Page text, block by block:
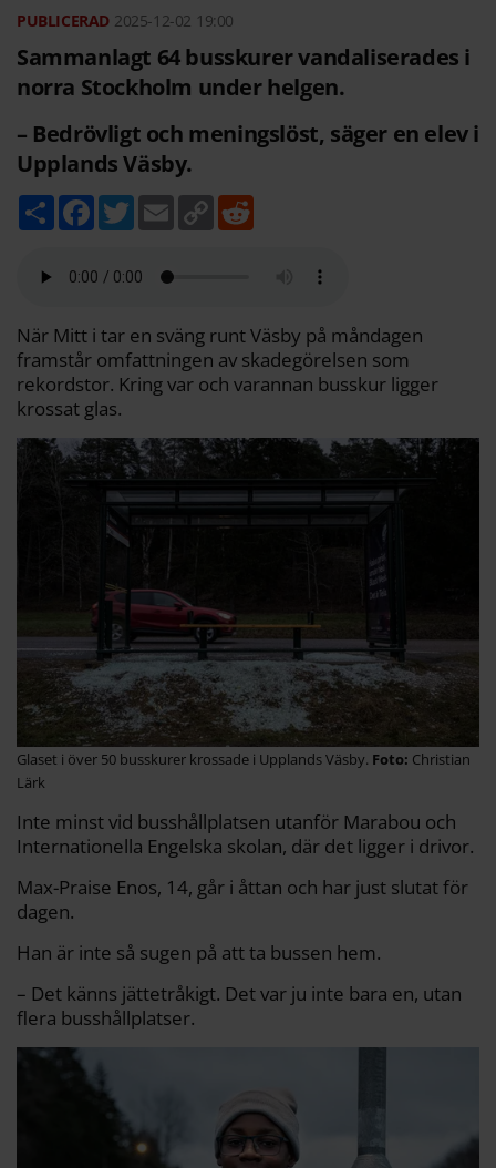
2025-12-02 19:00
Sammanlagt 64 busskurer vandaliserades i
norra Stockholm under helgen.
– Bedrövligt och meningslöst, säger en elev i
Upplands Väsby.
D
e
F
b
k
T
w
t
E
m
C
o
k
När Mitt i tar en sväng runt Väsby på måndagen
framstår omfattningen av skadegörelsen som
rekordstor. Kring var och varannan busskur ligger
krossat glas.
Glaset i över 50 busskurer krossade i Upplands Väsby.
Christian
Lärk
Inte minst vid busshållplatsen utanför Marabou och
Internationella Engelska skolan, där det ligger i drivor.
Max-Praise Enos, 14, går i åttan och har just slutat för
dagen.
Han är inte så sugen på att ta bussen hem.
– Det känns jättetråkigt. Det var ju inte bara en, utan
flera busshållplatser.